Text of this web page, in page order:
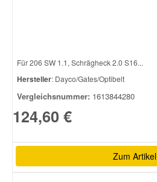
Für 206 SW 1.1, Schrägheck 2.0 S16...
Hersteller: Dayco/Gates/Optibelt
Vergleichsnummer: 1613844280
124,60 €
Zum Artikel
Suzuki Ersatzteile
Toyota Ersatzteile
Volvo Ersatzteile